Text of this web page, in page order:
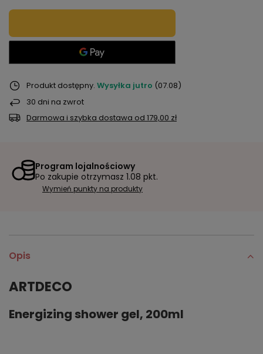
Produkt dostępny Wysyłka jutro (07.08)
30 dni na zwrot
Darmowa i szybka dostawa od 179,00 zł
Program lojalnościowy
Po zakupie otrzymasz 1.08 pkt.
Wymień punkty na produkty
Opis
ARTDECO
Energizing shower gel, 200ml